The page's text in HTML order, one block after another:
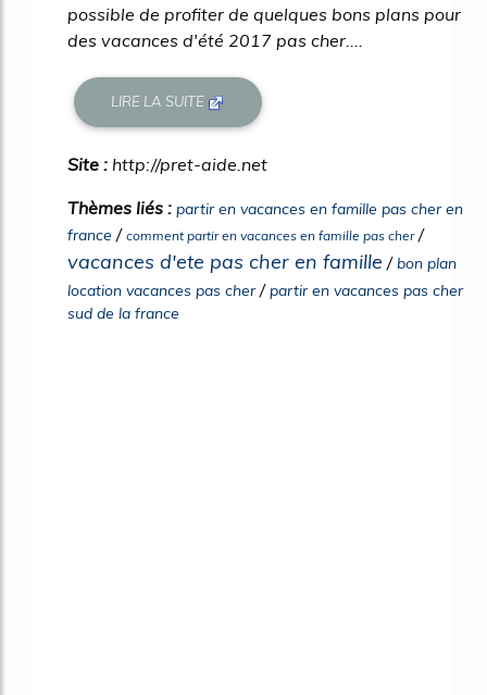
possible de profiter de quelques bons plans pour
des vacances d'été 2017 pas cher....
LIRE LA SUITE
Site : http://pret-aide.net
Thèmes liés : partir en vacances en famille pas cher en
france / comment partir en vacances en famille pas cher/
vacances d'ete pas cher en famille /bon plan
location vacances pas cher/partir en vacances pas cher
sud de la france